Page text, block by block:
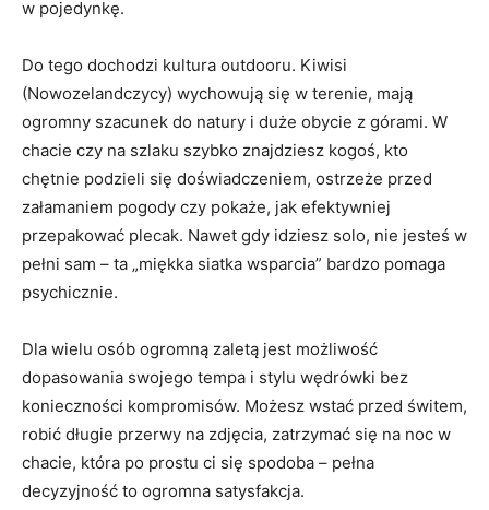
w pojedynkę.
Do tego dochodzi kultura outdooru. Kiwisi
(Nowozelandczycy) wychowują się w terenie, mają
ogromny szacunek do natury i duże obycie z górami. W
chacie czy na szlaku szybko znajdziesz kogoś, kto
chętnie podzieli się doświadczeniem, ostrzeże przed
załamaniem pogody czy pokaże, jak efektywniej
przepakować plecak. Nawet gdy idziesz solo, nie jesteś w
pełni sam – ta „miękka siatka wsparcia” bardzo pomaga
psychicznie.
Dla wielu osób ogromną zaletą jest możliwość
dopasowania swojego tempa i stylu wędrówki bez
konieczności kompromisów. Możesz wstać przed świtem,
robić długie przerwy na zdjęcia, zatrzymać się na noc w
chacie, która po prostu ci się spodoba – pełna
decyzyjność to ogromna satysfakcja.